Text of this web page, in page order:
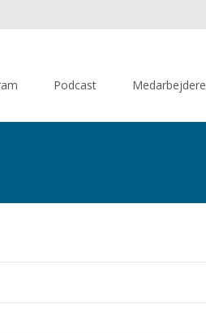
Podcast Medarbejdere